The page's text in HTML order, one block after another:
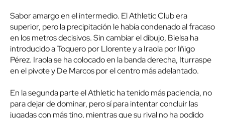
Sabor amargo en el intermedio. El Athletic Club era
superior, pero la precipitación le había condenado al fracaso
en los metros decisivos. Sin cambiar el dibujo, Bielsa ha
introducido a Toquero por Llorente y a Iraola por Iñigo
Pérez. Iraola se ha colocado en la banda derecha, Iturraspe
en el pivote y De Marcos por el centro más adelantado.
En la segunda parte el Athletic ha tenido más paciencia, no
para dejar de dominar, pero sí para intentar concluir las
jugadas con más tino, mientras que su rival no ha podido